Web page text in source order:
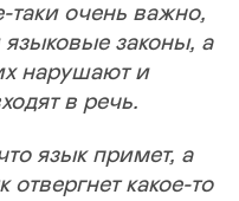
таки очень важно,
законы, а
нарушают и
в речь.
язык примет, а
отвергнет какое-то